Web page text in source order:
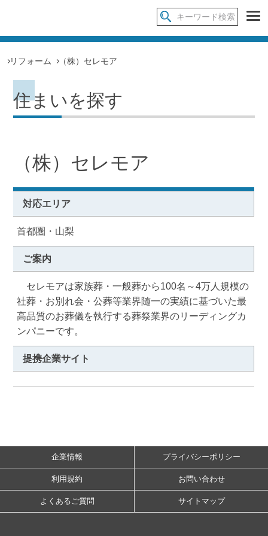
リフォーム （株）セレモア
住まいを探す
（株）セレモア
対応エリア
首都圏・山梨
ご案内
セレモアは家族葬・一般葬から100名～4万人規模の
社葬・お別れ会・公葬等業界随一の実績に基づいた最
高品質のお葬儀を執行する葬祭業界のリーディングカ
ンパニーです。
提携企業サイト
企業情報 プライバシーポリシー
利用規約 お問い合わせ
よくあるご質問 サイトマップ